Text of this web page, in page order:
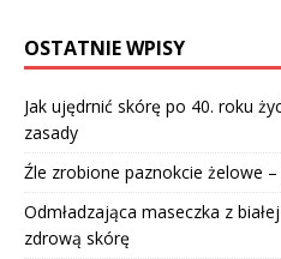
OSTATNIE WPISY
Jak ujędrnić skórę po 40. roku
zasady
Źle zrobione paznokcie żelowe
Odmładzająca maseczka z
zdrową skórę